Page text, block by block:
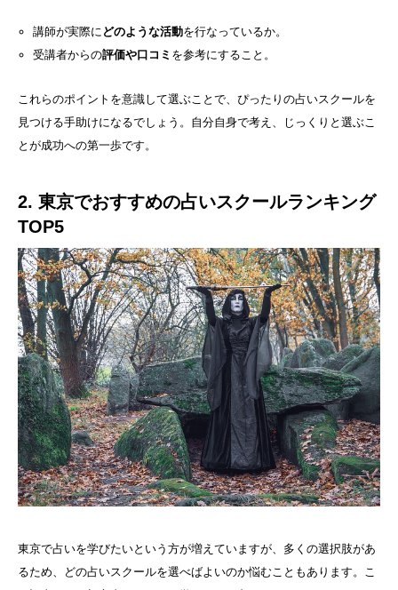
講師が実際に どのような活動を行なっているか。
受講者からの評価や口コミ を参考にすること。
これらのポイントを意識して選ぶことで、ぴったりの占いスクールを
見つける手助けになるでしょう。自分自身で考え、じっくりと選ぶこ
とが成功への第一歩です。
2. 東京でおすすめの占いスクールランキング
TOP5
東京で占いを学びたいという方が増えていますが、多くの選択肢があ
るため、どの占いスクールを選べばよいのか悩むこともあります。こ